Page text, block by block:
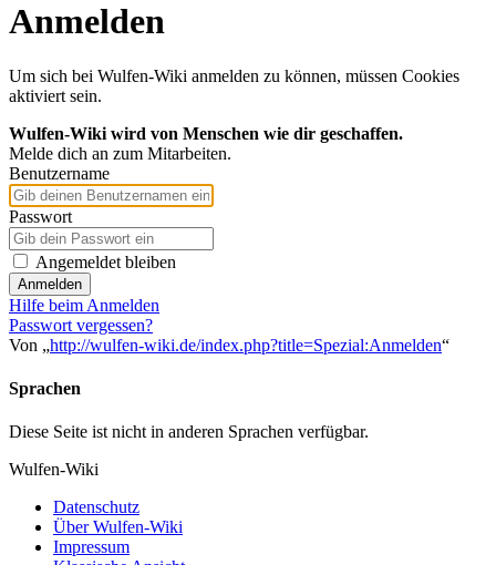
Anmelden
Um sich bei Wulfen-Wiki anmelden zu können, müssen Cookies
aktiviert sein.
Wulfen-Wiki wird von Menschen wie dir geschaffen.
Melde dich an zum Mitarbeiten.
Benutzername
Passwort
Angemeldet bleiben
Anmelden
Hilfe beim Anmelden
Passwort vergessen?
Von „http://wulfen-wiki.de/index.php?title=Spezial:Anmelden“
Sprachen
Diese Seite ist nicht in anderen Sprachen verfügbar.
Wulfen-Wiki
Datenschutz
Über Wulfen-Wiki
Impressum